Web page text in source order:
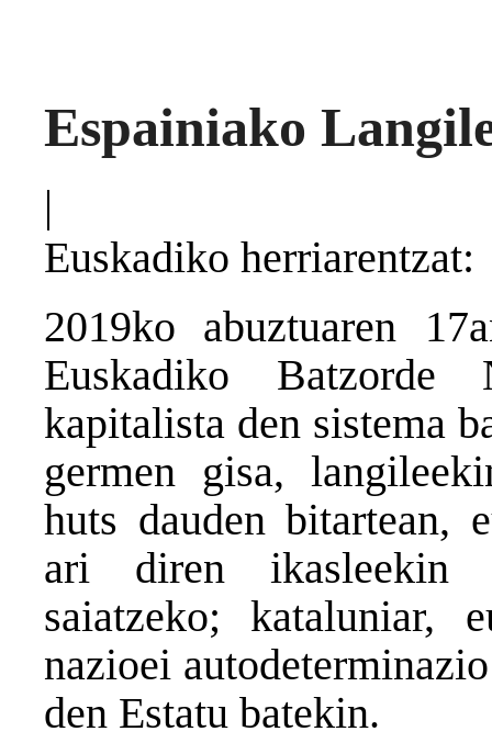
Espainiako
|
Euskadiko herriarentzat:
2019ko abuztuaren
Euskadiko Batzorde
kapitalista den sistema
germen gisa,
huts dauden bitartean,
ari diren ikasleekin
saiatzeko; kataluniar,
nazioei
den Estatu batekin.